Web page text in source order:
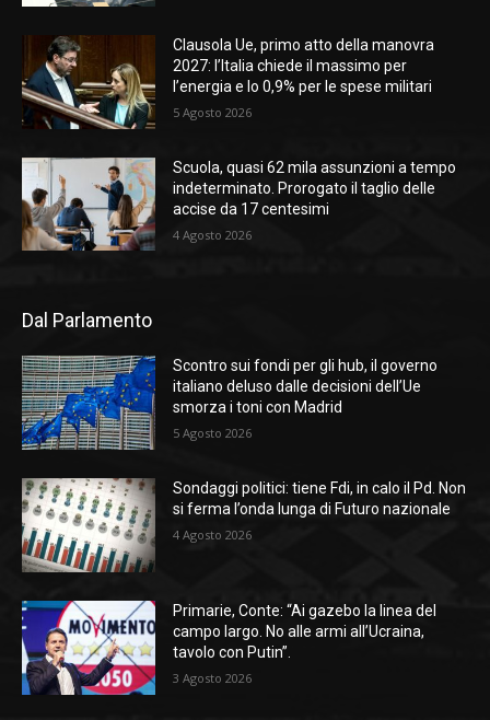
Clausola Ue, primo atto della manovra
2027: l’Italia chiede il massimo per
l’energia e lo 0,9% per le spese militari
5 Agosto 2026
Scuola, quasi 62 mila assunzioni a tempo
indeterminato. Prorogato il taglio delle
accise da 17 centesimi
4 Agosto 2026
Dal Parlamento
Scontro sui fondi per gli hub, il governo
italiano deluso dalle decisioni dell’Ue
smorza i toni con Madrid
5 Agosto 2026
Sondaggi politici: tiene Fdi, in calo il Pd. Non
si ferma l’onda lunga di Futuro nazionale
4 Agosto 2026
Primarie, Conte: “Ai gazebo la linea del
campo largo. No alle armi all’Ucraina,
tavolo con Putin”.
3 Agosto 2026